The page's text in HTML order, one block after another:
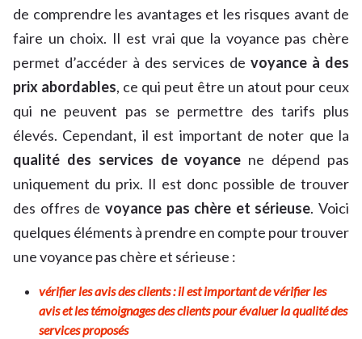
de comprendre les avantages et les risques avant de
faire un choix. Il est vrai que la voyance pas chère
permet d’accéder à des services de voyance à des
prix abordables, ce qui peut être un atout pour ceux
qui ne peuvent pas se permettre des tarifs plus
élevés. Cependant, il est important de noter que la
qualité des services de voyance ne dépend pas
uniquement du prix. Il est donc possible de trouver
des offres de voyance pas chère et sérieuse. Voici
quelques éléments à prendre en compte pour trouver
une voyance pas chère et sérieuse :
vérifier les avis des clients : il est important de vérifier les
avis et les témoignages des clients pour évaluer la qualité des
services proposés